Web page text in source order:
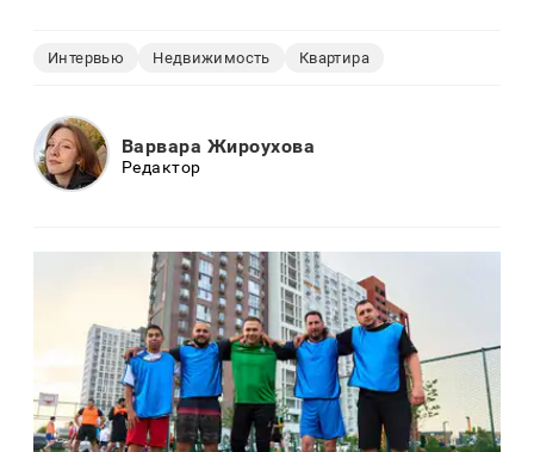
Интервью Недвижимость Квартира
Варвара Жироухова
Редактор